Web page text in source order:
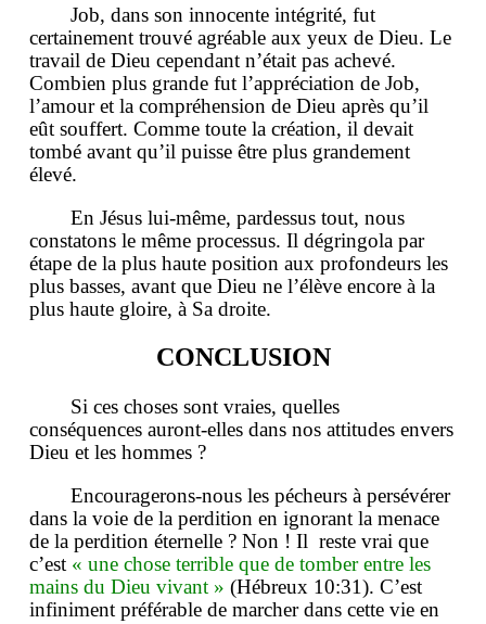
Job, dans son innocente intégrité, fut
certainement trouvé agréable aux yeux de Dieu. Le
travail de Dieu cependant n’était pas achevé.
Combien plus grande fut l’appréciation de Job,
l’amour et la compréhension de Dieu après qu’il
eût souffert. Comme toute la création, il devait
tombé avant qu’il puisse être plus grandement
élevé.
En Jésus lui-même, pardessus tout, nous
constatons le même processus. Il dégringola par
étape de la plus haute position aux profondeurs les
plus basses, avant que Dieu ne l’élève encore à la
plus haute gloire, à Sa droite.
CONCLUSION
Si ces choses sont vraies, quelles
conséquences auront-elles dans nos attitudes envers
Dieu et les hommes ?
Encouragerons-nous les pécheurs à persévérer
dans la voie de la perdition en ignorant la menace
de la perdition éternelle ? Non ! Il reste vrai que
c’est « une chose terrible que de tomber entre les
mains du Dieu vivant » (Hébreux 10:31). C’est
infiniment préférable de marcher dans cette vie en